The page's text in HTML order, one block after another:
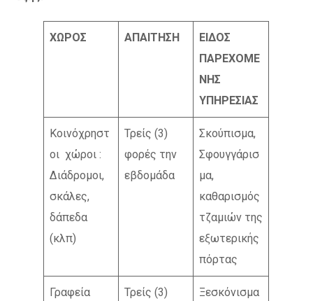
ΧΩΡΟΣ ΑΠΑΙΤΗΣΗ
ΕΙΔΟΣ
ΠΑΡΕΧΟΜΕ
ΝΗΣ
ΥΠΗΡΕΣΙΑΣ
Κοινόχρηστ
οι χώροι :
Διάδρομοι,
σκάλες,
δάπεδα
(κλπ)
Τρείς (3)
φορές την
εβδομάδα
Σκούπισμα,
Σφουγγάρισ
μα,
καθαρισμός
τζαμιών της
εξωτερικής
πόρτας
Γραφεία
Τρείς (3)
Ξεσκόνισμα